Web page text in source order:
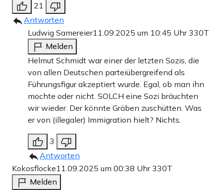
21
Antworten
Ludwig Samereier11.09.2025 um 10:45 Uhr330T
Melden
Helmut Schmidt war einer der letzten Sozis, die
von allen Deutschen parteiübergreifend als
Führungsfigur akzeptiert wurde. Egal, ob man ihn
mochte oder nicht. SOLCH eine Sozi bräuchten
wir wieder. Der könnte Gräben zuschütten. Was
er von (illegaler) Immigration hielt? Nichts.
3
Antworten
Kokosflocke11.09.2025 um 00:38 Uhr330T
Melden